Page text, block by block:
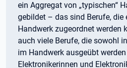
ein Aggregat von „typischen“
gebildet – das sind Berufe, die
Handwerk zugeordnet werden
auch viele Berufe, die sowohl
im Handwerk ausgeübt
Elektronikerinnen und